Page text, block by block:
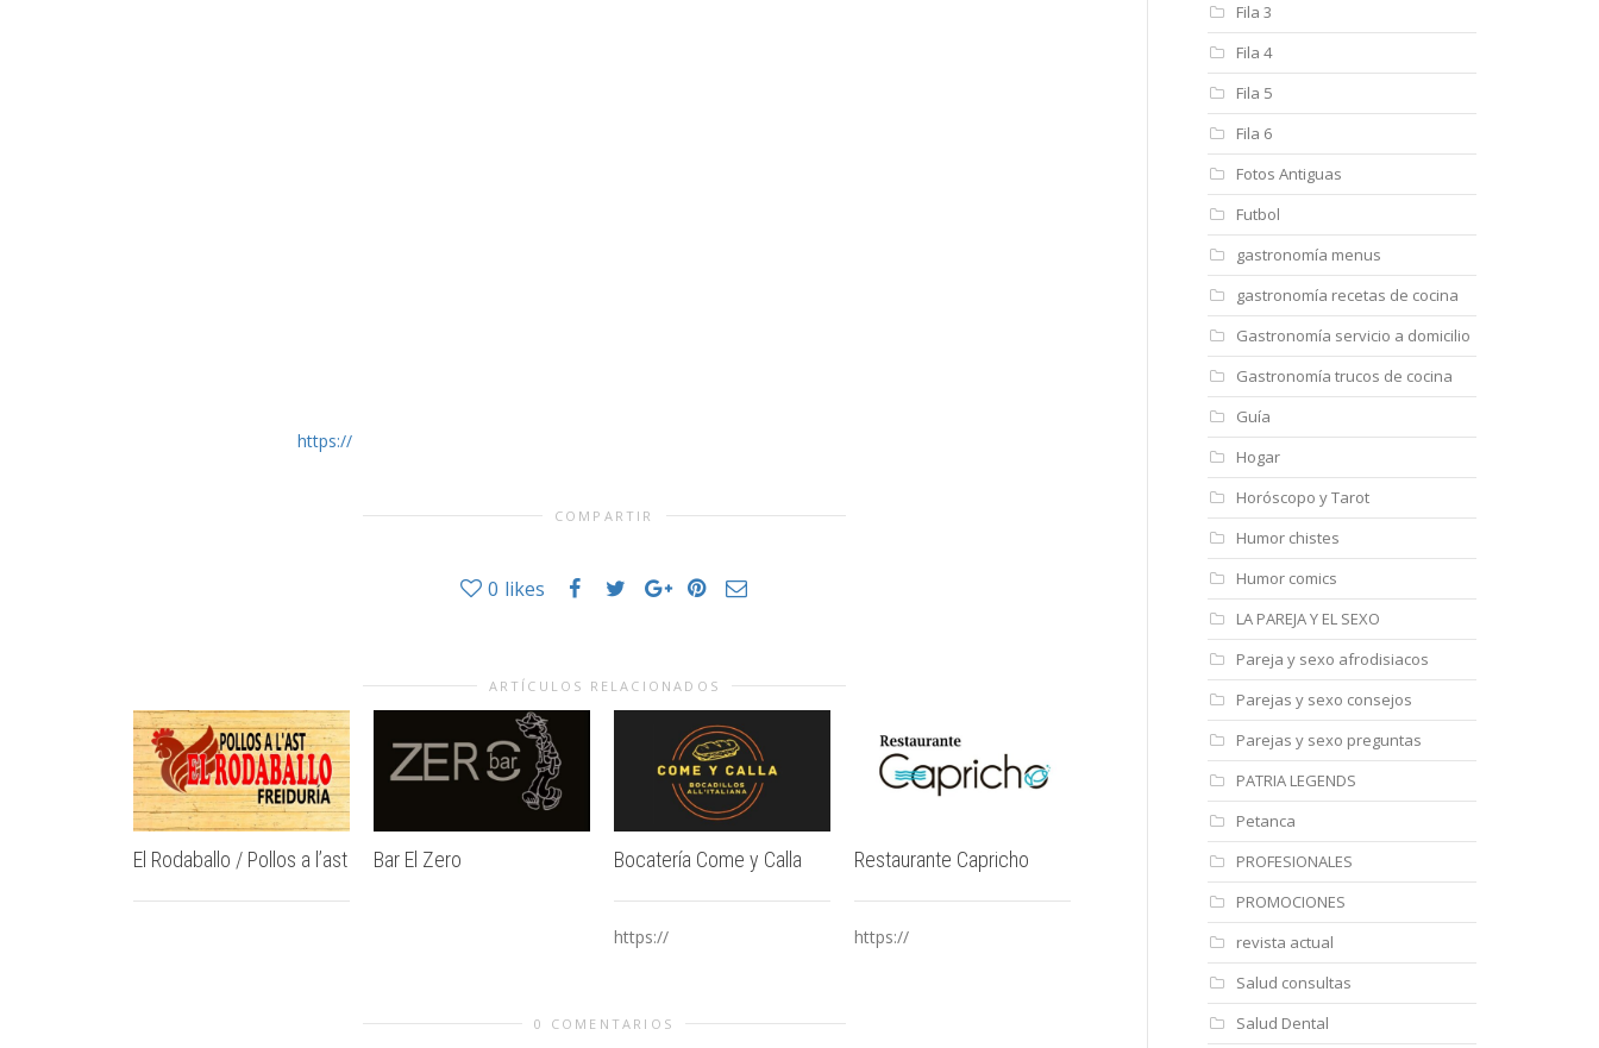
https://
COMPARTIR
0 likes
ARTÍCULOS RELACIONADOS
El Rodaballo / Pollos a l’ast Bar El Zero Bocatería Come y Calla
https://
Restaurante Capricho
https://
Taberna de Lucía Hotel Polamar
0 COMENTARIOS
Fila 3
Fila 4
Fila 5
Fila 6
Fotos Antiguas
Futbol
gastronomía menus
gastronomía recetas de cocina
Gastronomía servicio a domicilio
Gastronomía trucos de cocina
Guía
Hogar
Horóscopo y Tarot
Humor chistes
Humor comics
LA PAREJA Y EL SEXO
Pareja y sexo afrodisiacos
Parejas y sexo consejos
Parejas y sexo preguntas
PATRIA LEGENDS
Petanca
PROFESIONALES
PROMOCIONES
revista actual
Salud consultas
Salud Dental